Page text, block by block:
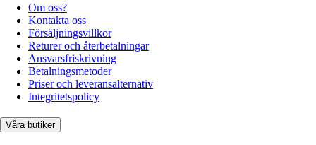
Om oss?
Kontakta oss
Försäljningsvillkor
Returer och återbetalningar
Ansvarsfriskrivning
Betalningsmetoder
Priser och leveransalternativ
Integritetspolicy
Våra butiker